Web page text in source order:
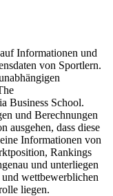
Informationen und
von Sportlern.
Business School.
und Berechnungen
ausgehen, dass diese
Informationen von
Rankings
und unterliegen
wettbewerblichen
liegen.